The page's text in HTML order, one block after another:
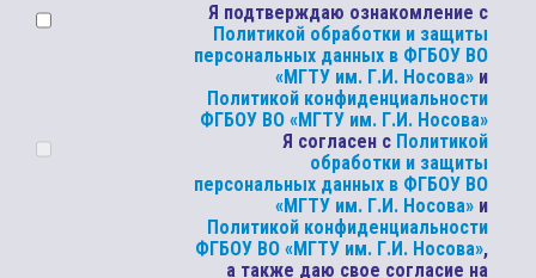
Я подтверждаю ознакомление с
Политикой обработки и защиты
персональных данных в ФГБОУ ВО
«МГТУ им. Г.И. Носова»и
Политикой конфиденциальности
ФГБОУ ВО «МГТУ им. Г.И. Носова»
Я согласен с Политикой
обработки и защиты
персональных данных в ФГБОУ ВО
«МГТУ им. Г.И. Носова»и
Политикой конфиденциальности
ФГБОУ ВО «МГТУ им. Г.И. Носова»,
а также даю свое согласие на